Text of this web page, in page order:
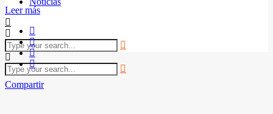
Leer más
Compartir